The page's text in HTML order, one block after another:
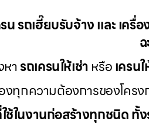
รน รถเฮี๊ยบรับจ้าง และ เ
หารถเครนให้เช่าหรือเครน
กความต้องการของโครง
ช้ในงานก่อสร้างทุกชนิด ทั้